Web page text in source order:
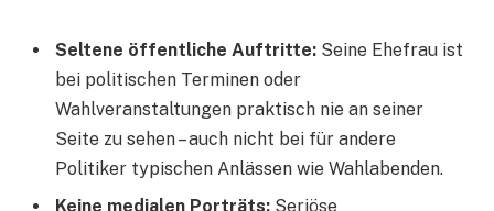
Seltene öffentliche Auftritte: Seine Ehefrau ist
bei politischen Terminen oder
Wahlveranstaltungen praktisch nie an seiner
Seite zu sehen – auch nicht bei für andere
Politiker typischen Anlässen wie Wahlabenden.
Keine medialen Porträts: Seriöse